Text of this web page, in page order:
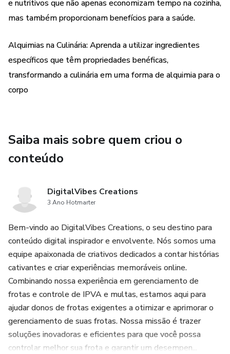
e nutritivos que não apenas economizam tempo na cozinha,
mas também proporcionam benefícios para a saúde.
Alquimias na Culinária: Aprenda a utilizar ingredientes
específicos que têm propriedades benéficas,
transformando a culinária em uma forma de alquimia para o
corpo
Saiba mais sobre quem criou o
conteúdo
DigitalVibes Creations
3 Ano Hotmarter
Bem-vindo ao DigitalVibes Creations, o seu destino para
conteúdo digital inspirador e envolvente. Nós somos uma
equipe apaixonada de criativos dedicados a contar histórias
cativantes e criar experiências memoráveis ​​online.
Combinando nossa experiência em gerenciamento de
frotas e controle de IPVA e multas, estamos aqui para
ajudar donos de frotas exigentes a otimizar e aprimorar o
gerenciamento de suas frotas. Nossa missão é trazer
soluções inovadoras e eficientes para que você possa
controlar melhor sua frota e garantir um desempen...